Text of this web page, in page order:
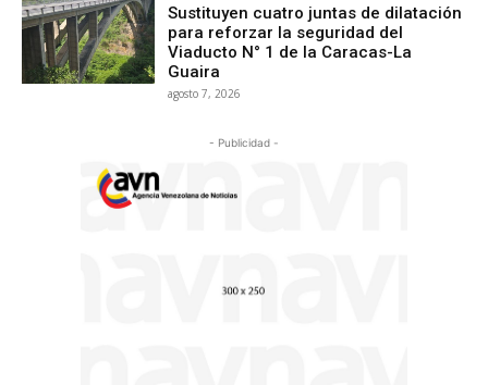
Sustituyen cuatro juntas de dilatación
para reforzar la seguridad del
Viaducto N° 1 de la Caracas-La
Guaira
agosto 7, 2026
- Publicidad -